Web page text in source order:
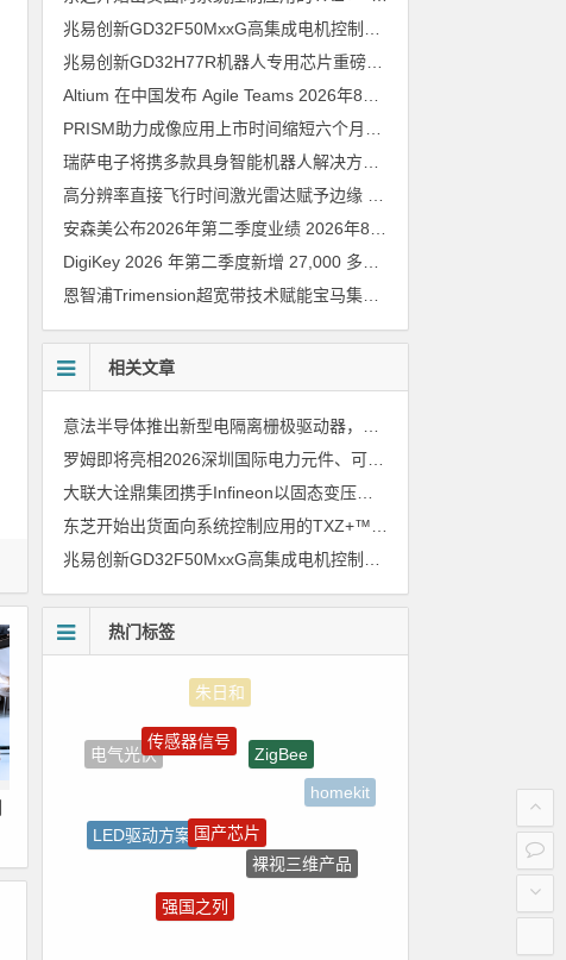
兆易创新GD32H77R机器人专用芯片重磅亮相，精准赋能伺服驱动与关节控制
Altium 在中国发布 Agile Teams 2026年8月6日
安森美公布2026年第二季度业绩 2026年8月6日
恩智浦Trimension超宽带技术赋能宝马集团Digital Key Plus及生命体存在检测功能
相关文章
罗姆即将亮相2026深圳国际电力元件、可再生能源管理展览会暨研讨会
大联大诠鼎集团携手Infineon以固态变压器重构配电效率新标杆
热门标签
电气光伏
传感器信号
ZigBee
homekit
LED驱动方案
裸视三维产品
Blackfin处理器
强国之列